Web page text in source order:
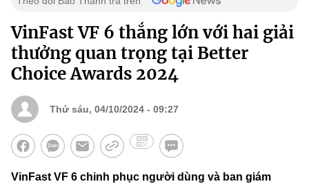
VinFast VF 6 thắng lớn với hai giải
thưởng quan trọng tại Better
Choice Awards 2024
Thứ sáu, 04/10/2024 - 09:27
VinFast VF 6 chinh phục người dùng và ban giám